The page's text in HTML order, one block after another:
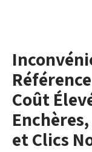
Coût
et Clics